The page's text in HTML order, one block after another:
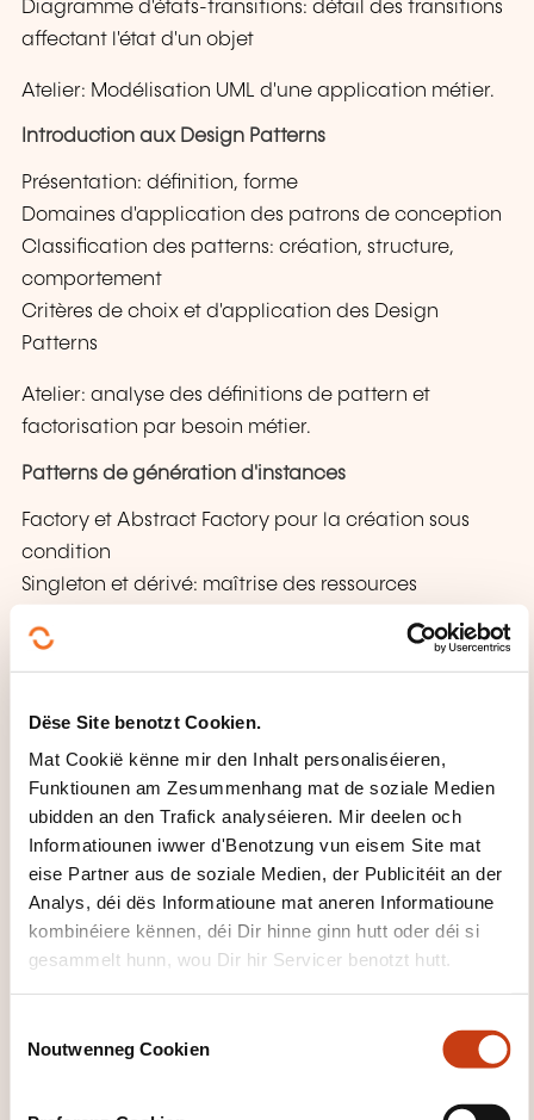
Dëse Site benotzt Cookien.
Mat Cookië kënne mir den Inhalt personaliséieren,
Funktiounen am Zesummenhang mat de soziale Medien
ubidden an den Trafick analyséieren. Mir deelen och
Informatiounen iwwer d'Benotzung vun eisem Site mat
eise Partner aus de soziale Medien, der Publicitéit an der
Analys, déi dës Informatioune mat aneren Informatioune
kombinéiere kënnen, déi Dir hinne ginn hutt oder déi si
gesammelt hunn, wou Dir hir Servicer benotzt hutt.
Noutwenneg Cookien
Diagramme d'états-transitions: détail des transitions
affectant l'état d'un objet
Atelier: Modélisation UML d'une application métier.
Introduction aux Design Patterns
Présentation: définition, forme
Domaines d'application des patrons de conception
Classification des patterns: création, structure,
comportement
Critères de choix et d'application des Design
Patterns
Atelier: analyse des définitions de pattern et
factorisation par besoin métier.
Patterns de génération d'instances
Factory et Abstract Factory pour la création sous
condition
Singleton et dérivé: maîtrise des ressources
Pattern de comportement
Strategy: l'usine à méthodes
L'iterateur et ses implémentation existantes
Observer: l'événementiel sans événements
Template: introduire des actions spécifiques dans un
comportement standard
pattern adéquat; modélisation UML et